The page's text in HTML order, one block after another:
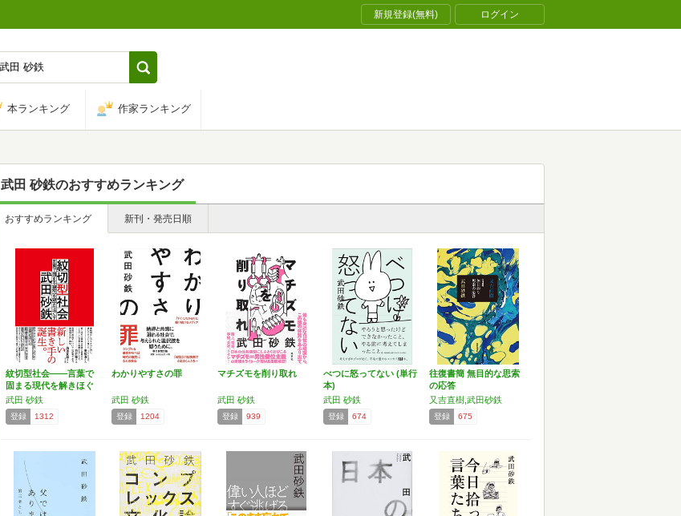
新規登録(無料) ログイン
本ランキング 作家ランキング
武田 砂鉄のおすすめランキング
おすすめランキング 新刊・発売日順
紋切型社会――言葉で
固まる現代を解きほぐ
す
武田 砂鉄
登録 1312
わかりやすさの罪
武田 砂鉄
登録 1204
マチズモを削り取れ
武田 砂鉄
登録 939
べつに怒ってない (単行
本)
武田 砂鉄
登録 674
往復書簡 無目的な思索
の応答
又吉直樹,武田砂鉄
登録 675